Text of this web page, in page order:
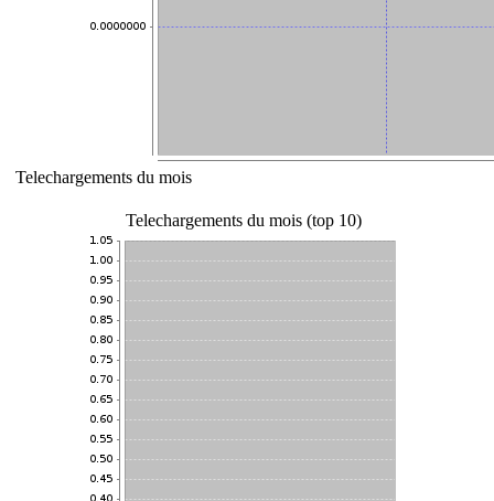
Telechargements du mois
Telechargements du mois (top 10)